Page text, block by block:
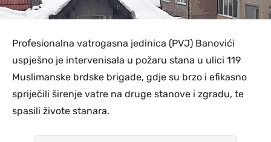
Profesionalna vatrogasna jedinica (PVJ) Banovići
uspješno je intervenisala u požaru stana u ulici 119
Muslimanske brdske brigade, gdje su brzo i efikasno
spriječili širenje vatre na druge stanove i zgradu, te
spasili živote stanara.